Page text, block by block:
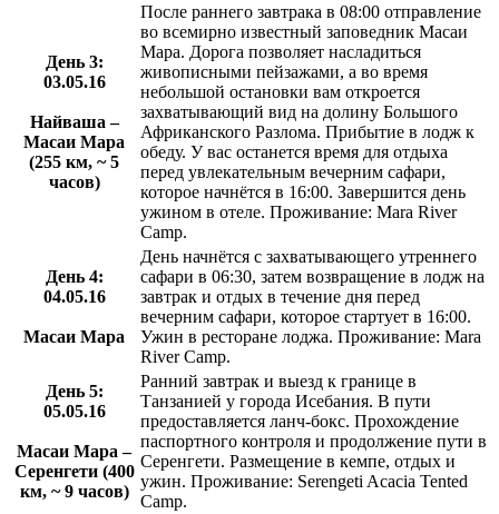
День 3:
03.05.16
Найваша –
Масаи Мара
(255 км, ~ 5
часов)
После раннего завтрака в 08:00 отправление
во всемирно известный заповедник Масаи
Мара. Дорога позволяет насладиться
живописными пейзажами, а во время
небольшой остановки вам откроется
захватывающий вид на долину Большого
Африканского Разлома. Прибытие в лодж к
обеду. У вас останется время для отдыха
перед увлекательным вечерним сафари,
которое начнётся в 16:00. Завершится день
ужином в отеле. Проживание: Mara River
Camp.
День 4:
04.05.16
Масаи Мара
День начнётся с захватывающего утреннего
сафари в 06:30, затем возвращение в лодж на
завтрак и отдых в течение дня перед
вечерним сафари, которое стартует в 16:00.
Ужин в ресторане лоджа. Проживание: Mara
River Camp.
День 5:
05.05.16
Масаи Мара –
Серенгети (400
км, ~ 9 часов)
Ранний завтрак и выезд к границе в
Танзанией у города Исебания. В пути
предоставляется ланч-бокс. Прохождение
паспортного контроля и продолжение пути в
Серенгети. Размещение в кемпе, отдых и
ужин. Проживание: Serengeti Acacia Tented
Camp.